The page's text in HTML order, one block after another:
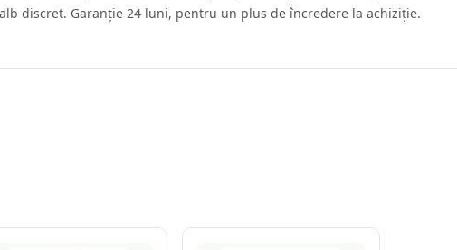
discret. Garanție 24 luni, pentru un plus de încredere la achiziție.